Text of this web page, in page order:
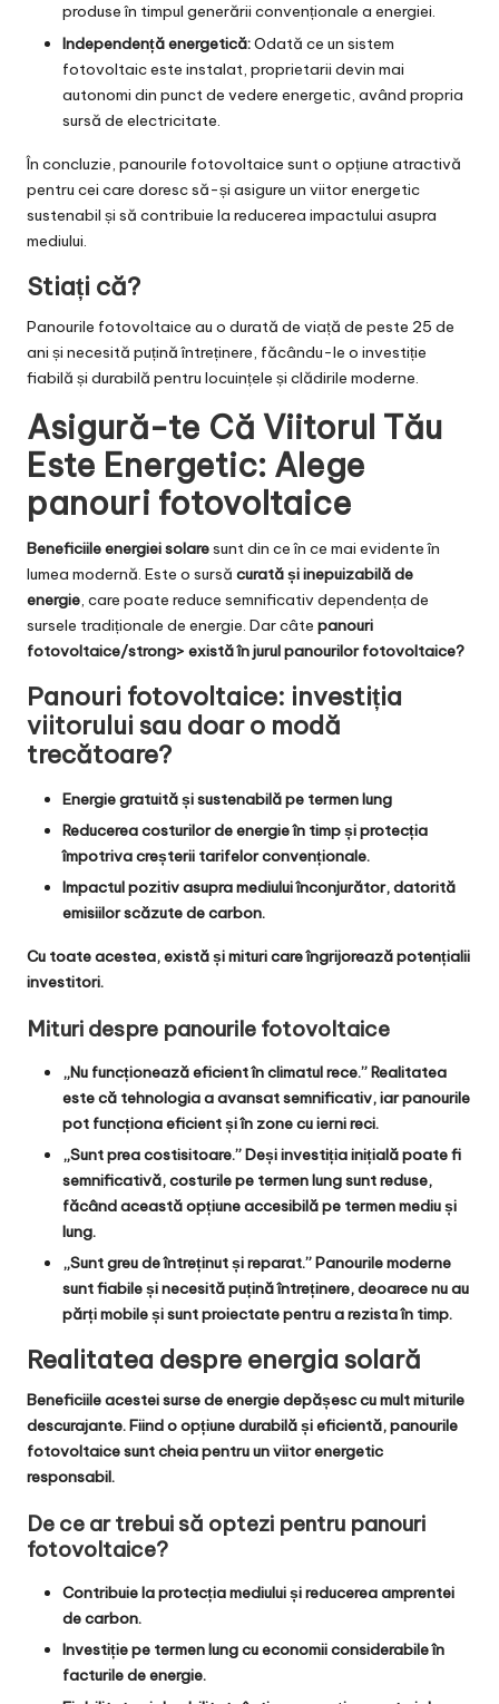
produse în timpul generării convenționale a energiei.
Independență energetică:Odată ce un sistem
fotovoltaic este instalat, proprietarii devin mai
autonomi din punct de vedere energetic, având propria
sursă de electricitate.
În concluzie, panourile fotovoltaice sunt o opțiune atractivă
pentru cei care doresc să-și asigure un viitor energetic
sustenabil și să contribuie la reducerea impactului asupra
mediului.
Stiați că?
Panourile fotovoltaice au o durată de viață de peste 25 de
ani și necesită puțină întreținere, făcându-le o investiție
fiabilă și durabilă pentru locuințele și clădirile moderne.
Asigură-te Că Viitorul Tău
Este Energetic: Alege
panouri fotovoltaice
Beneficiile energiei solaresunt din ce în ce mai evidente în
lumea modernă. Este o sursă curată și inepuizabilă de
energie , care poate reduce semnificativ dependența de
sursele tradiționale de energie. Dar câte panouri
fotovoltaice/strong> există în jurul panourilor fotovoltaice?
Panouri fotovoltaice: investiția
viitorului sau doar o modă
trecătoare?
Energie gratuită și sustenabilă pe termen lung
Reducerea costurilor de energieîn timp șiprotecția
împotriva creșterii tarifelorconvenționale.
Impactul pozitiv asupramediului înconjurător, datorită
emisiilor scăzute de carbon.
Cu toate acestea, există șimituricare îngrijorează potențialii
investitori.
Mituri despre panourile fotovoltaice
„Nu funcționează eficient în climatul rece.”Realitatea
este că tehnologia a avansat semnificativ, iar panourile
pot funcționa eficient și în zone cu ierni reci.
„Sunt prea costisitoare.”Deși investiția inițială poate fi
semnificativă,costurile pe termen lung sunt reduse,
făcând această opțiune accesibilă pe termen mediu și
lung.
„Sunt greu de întreținut și reparat.”Panourile moderne
suntfiabile și necesită puțină întreținere, deoarece nu au
părți mobile și sunt proiectate pentru a rezista în timp.
Realitatea despre energia solară
Beneficiileacestei surse de energie depășesc cu multmiturile
descurajante. Fiindo opțiune durabilă și eficientă, panourile
fotovoltaice suntcheia pentru un viitor energetic
responsabil.
De ce ar trebui să optezi pentru panouri
fotovoltaice?
Contribuie laprotecția mediuluișireducerea amprentei
de carbon.
Investiție pe termen lungcueconomii considerabileîn
facturile de energie.